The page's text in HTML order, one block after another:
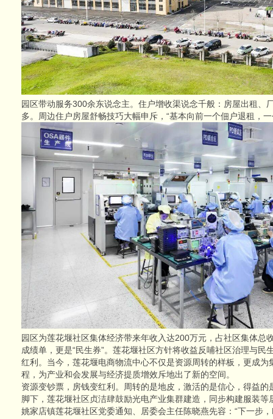
园区带动服务300余东说念主。住户增收渠说念千般：房屋出租、
多。周边住户房屋舒畅技巧大幅申斥，“基本向前一个佃户退租，
园区为莲花堰社区集体经济带来年收入达200万元，占社区集体总
成绩单，更是“民生券”。莲花堰社区方针将收益反哺社区治理与民
红利。当今，莲花堰电商物流中心不仅是资源周转的样板，更成为
程，为产业和会发展与经济提质增效斥地出了新的空间。
资源变钞票，房钱变红利。周转的是地皮，激活的是信心，得益的
脚下，莲花堰社区贞洁肆鼓励光电产业集群建造，同步构建服装等
姚家店镇莲花堰社区党委通知、居委会主任陈晓燕先容：“下一步